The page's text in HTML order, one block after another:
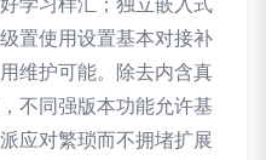
置使用设置基本对接补
维护可能。除去内含真
不同强版本功能允许基
应对繁琐而不拥堵扩展